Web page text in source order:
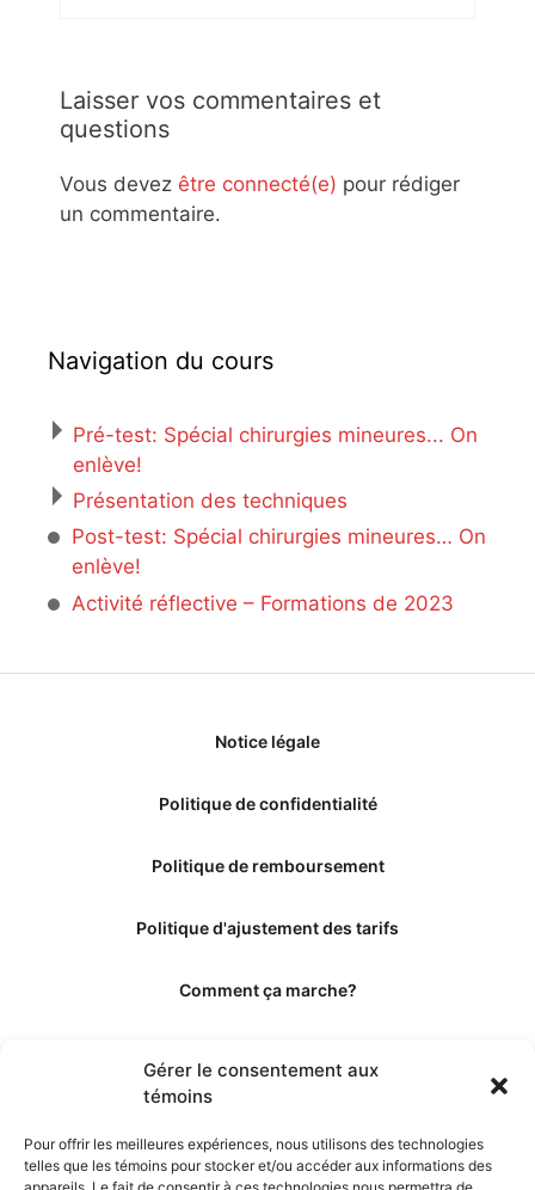
Gérer le consentement aux
témoins
Pour offrir les meilleures expériences, nous utilisons des technologies
telles que les témoins pour stocker et/ou accéder aux informations des
Laisser vos commentaires et
questions
Vous devez être connecté(e) pour rédiger
un commentaire.
Navigation du cours
Pré-test: Spécial chirurgies mineures... On
enlève!
Présentation des techniques
Post-test: Spécial chirurgies mineures… On
enlève!
Activité réflective – Formations de 2023
Notice légale
Politique de confidentialité
Politique de remboursement
Politique d'ajustement des tarifs
Comment ça marche?
Les éditeurs